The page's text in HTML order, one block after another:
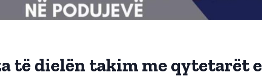
të dielën takim me qytetarët e